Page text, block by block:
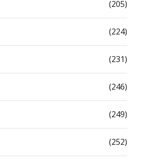
(205)
(224)
(231)
(246)
(249)
(252)